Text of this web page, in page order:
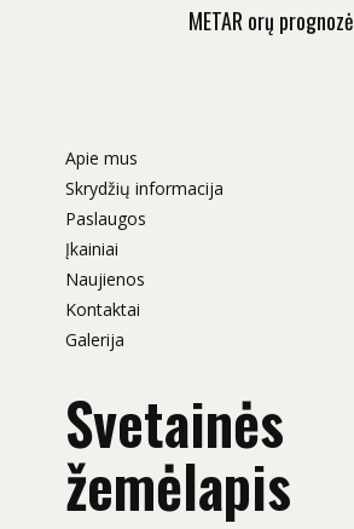
METAR orų prognozė
Apie mus
Skrydžių informacija
Paslaugos
Įkainiai
Naujienos
Kontaktai
Galerija
Svetainės
žemėlapis